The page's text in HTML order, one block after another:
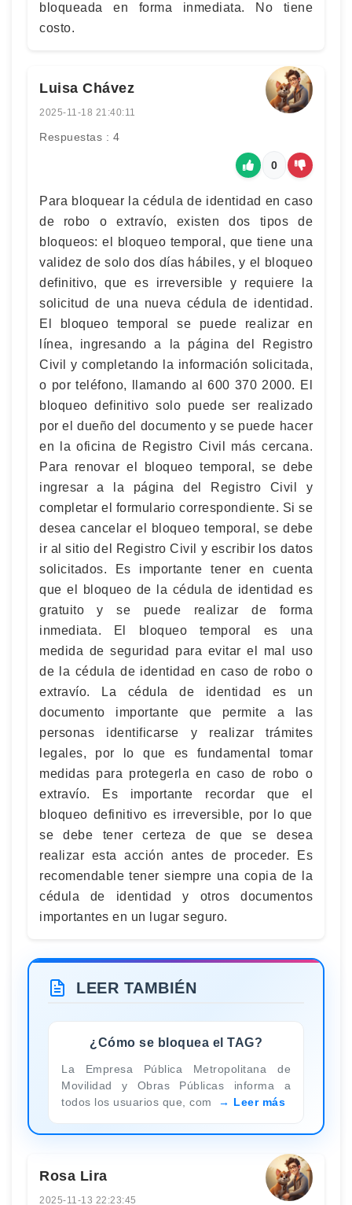
bloqueada en forma inmediata. No tiene
costo.
Luisa Chávez
2025-11-18 21:40:11
Respuestas : 4
0
Para bloquear la cédula de identidad en caso
de robo o extravío, existen dos tipos de
bloqueos: el bloqueo temporal, que tiene una
validez de solo dos días hábiles, y el bloqueo
definitivo, que es irreversible y requiere la
solicitud de una nueva cédula de identidad.
El bloqueo temporal se puede realizar en
línea, ingresando a la página del Registro
Civil y completando la información solicitada,
o por teléfono, llamando al 600 370 2000. El
bloqueo definitivo solo puede ser realizado
por el dueño del documento y se puede hacer
en la oficina de Registro Civil más cercana.
Para renovar el bloqueo temporal, se debe
ingresar a la página del Registro Civil y
completar el formulario correspondiente. Si se
desea cancelar el bloqueo temporal, se debe
ir al sitio del Registro Civil y escribir los datos
solicitados. Es importante tener en cuenta
que el bloqueo de la cédula de identidad es
gratuito y se puede realizar de forma
inmediata. El bloqueo temporal es una
medida de seguridad para evitar el mal uso
de la cédula de identidad en caso de robo o
extravío. La cédula de identidad es un
documento importante que permite a las
personas identificarse y realizar trámites
legales, por lo que es fundamental tomar
medidas para protegerla en caso de robo o
extravío. Es importante recordar que el
bloqueo definitivo es irreversible, por lo que
se debe tener certeza de que se desea
realizar esta acción antes de proceder. Es
recomendable tener siempre una copia de la
cédula de identidad y otros documentos
importantes en un lugar seguro.
LEER TAMBIÉN
¿Cómo se bloquea el TAG?
La Empresa Pública Metropolitana de
Movilidad y Obras Públicas informa a
todos los usuarios que, com
Leer más
Rosa Lira
2025-11-13 22:23:45